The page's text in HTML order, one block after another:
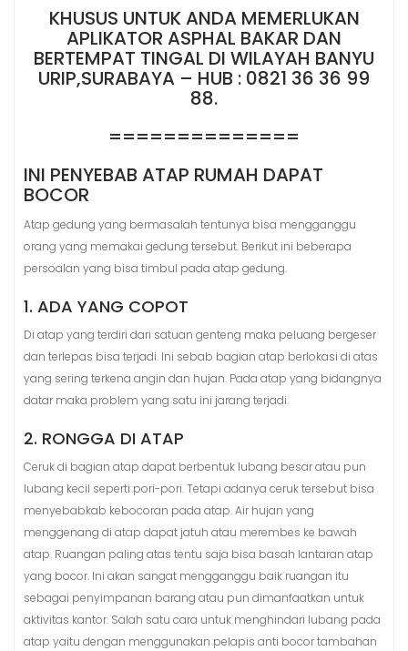
KHUSUS UNTUK ANDA MEMERLUKAN
APLIKATOR ASPHAL BAKAR DAN
BERTEMPAT TINGAL DI WILAYAH BANYU
URIP,SURABAYA – HUB : 0821 36 36 99
88.
==============
INI PENYEBAB ATAP RUMAH DAPAT
BOCOR
Atap gedung yang bermasalah tentunya bisa mengganggu
orang yang memakai gedung tersebut. Berikut ini beberapa
persoalan yang bisa timbul pada atap gedung.
1. ADA YANG COPOT
Di atap yang terdiri dari satuan genteng maka peluang bergeser
dan terlepas bisa terjadi. Ini sebab bagian atap berlokasi di atas
yang sering terkena angin dan hujan. Pada atap yang bidangnya
datar maka problem yang satu ini jarang terjadi.
2. RONGGA DI ATAP
Ceruk di bagian atap dapat berbentuk lubang besar atau pun
lubang kecil seperti pori-pori. Tetapi adanya ceruk tersebut bisa
menyebabkab kebocoran pada atap. Air hujan yang
menggenang di atap dapat jatuh atau merembes ke bawah
atap. Ruangan paling atas tentu saja bisa basah lantaran atap
yang bocor. Ini akan sangat mengganggu baik ruangan itu
sebagai penyimpanan barang atau pun dimanfaatkan untuk
aktivitas kantor. Salah satu cara untuk menghindari lubang pada
atap yaitu dengan menggunakan pelapis anti bocor tambahan